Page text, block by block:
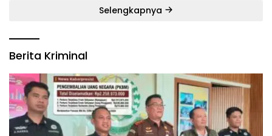
Selengkapnya
Berita Kriminal